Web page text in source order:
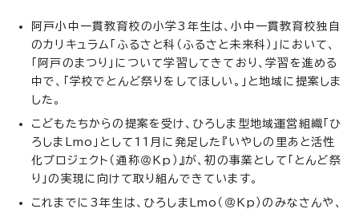
阿戸小中一貫教育校の小学3年生は、小中一貫教育校独自
のカリキュラム「ふるさと科（ふるさと未来科）」において、
「阿戸のまつり」について学習してきており、学習を進める
中で、「学校でとんど祭りをしてほしい。」と地域に提案しま
した。
こどもたちからの提案を受け、ひろしま型地域運営組織「ひ
ろしまLmo」として11月に発足した『いやしの里あと活性
化プロジェクト（通称＠Kp）』が、初の事業として「とんど祭
り」の実現に向けて取り組んできています。
これまでに3年生は、ひろしまLmo（＠Kp）のみなさんや、